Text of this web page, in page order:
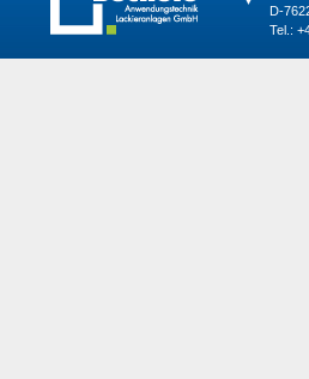
D-
Tel.: